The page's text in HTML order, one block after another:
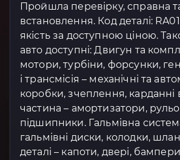
Пройшла перевірку, справна
встановлення. Код деталі:
якість за доступною ціною.
авто доступні: Двигун та
мотори, турбіни, форсунки,
і трансмісія – механічні та
коробки, зчеплення, карданні
частина – амортизатори,
підшипники. Гальмівна
гальмівні диски, колодки,
деталі – капоти, двері,